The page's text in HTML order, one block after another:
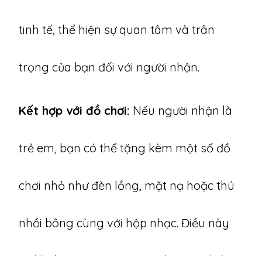
tinh tế, thể hiện sự quan tâm và trân
trọng của bạn đối với người nhận.
Kết hợp với đồ chơi: Nếu người nhận là
trẻ em, bạn có thể tặng kèm một số đồ
chơi nhỏ như đèn lồng, mặt nạ hoặc thú
nhồi bông cùng với hộp nhạc. Điều này